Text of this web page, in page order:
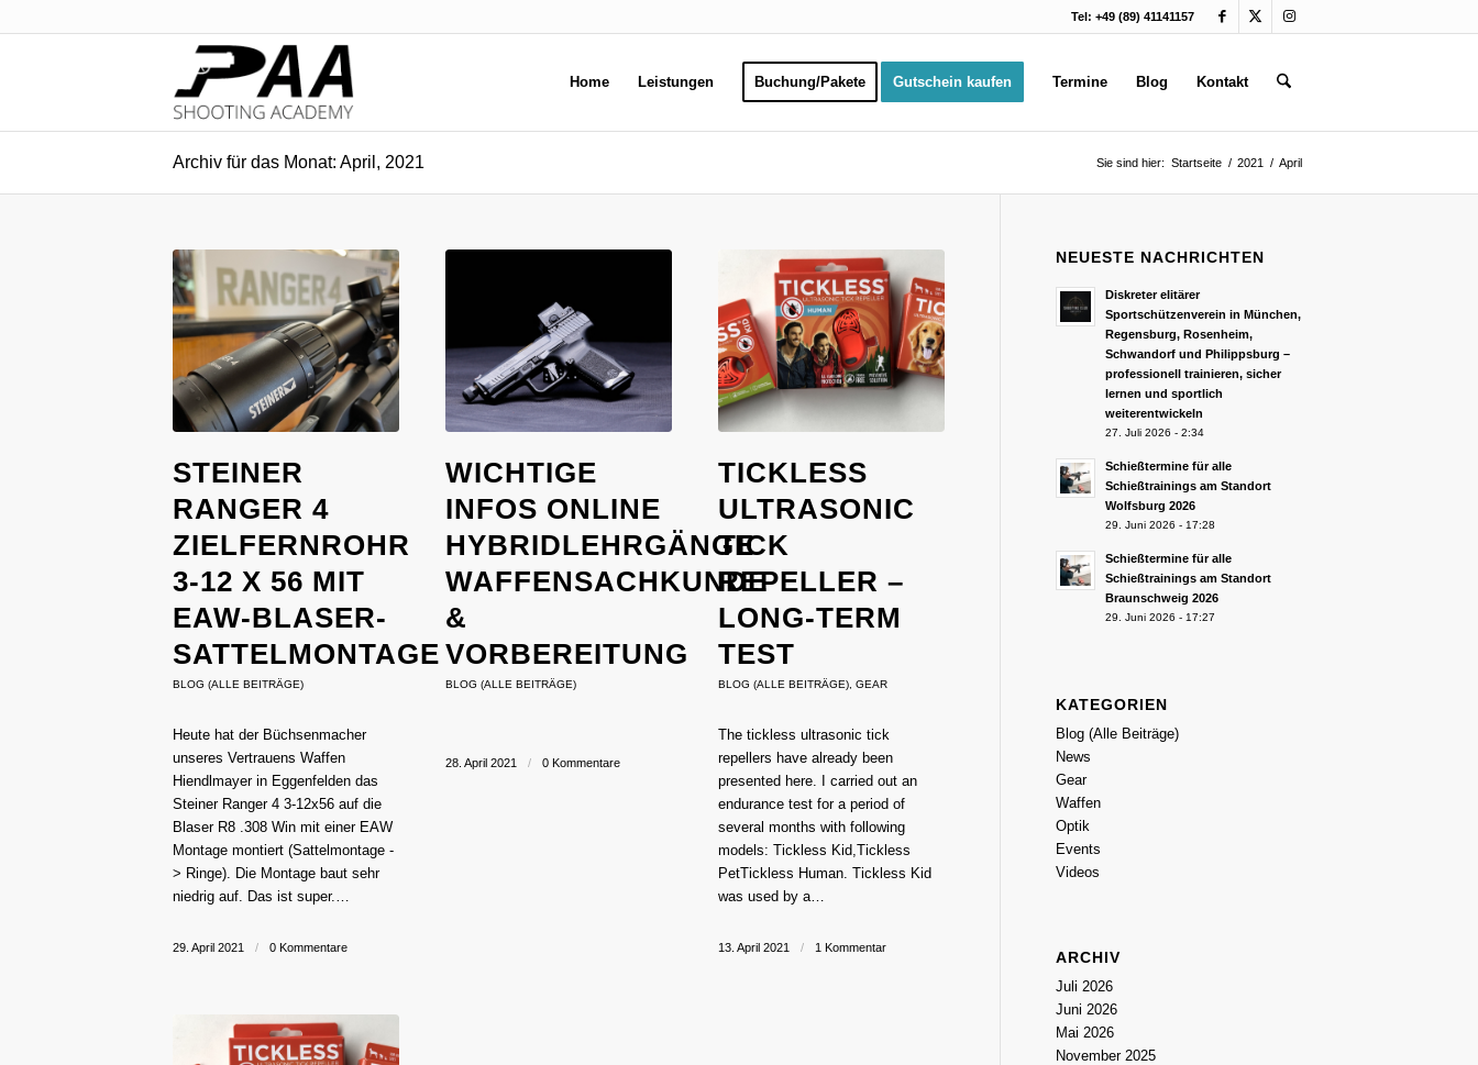
Tel: +49 (89) 41141157
Home Leistungen Buchung/Pakete Gutschein kaufen Termine Blog Kontakt
Archiv für das Monat: April, 2021 Sie sind hier: Startseite / 2021 / April
STEINER
RANGER 4
ZIELFERNROHR
3-12 X 56 MIT
EAW-BLASER-
SATTELMONTAGE
BLOG (ALLE BEITRÄGE)
Heute hat der Büchsenmacher
unseres Vertrauens Waffen
Hiendlmayer in Eggenfelden das
Steiner Ranger 4 3-12x56 auf die
Blaser R8 .308 Win mit einer EAW
Montage montiert (Sattelmontage -
> Ringe). Die Montage baut sehr
niedrig auf. Das ist super.…
29. April 2021 / 0 Kommentare
WICHTIGE
INFOS ONLINE
HYBRIDLEHRGÄNGE
WAFFENSACHKUNDE
&
VORBEREITUNG
BLOG (ALLE BEITRÄGE)
28. April 2021 / 0 Kommentare
TICKLESS
ULTRASONIC
TICK
REPELLER –
LONG-TERM
TEST
BLOG (ALLE BEITRÄGE), GEAR
The tickless ultrasonic tick
repellers have already been
presented here. I carried out an
endurance test for a period of
several months with following
models: Tickless Kid,Tickless
PetTickless Human. Tickless Kid
was used by a…
13. April 2021 / 1 Kommentar
NEUESTE NACHRICHTEN
Diskreter elitärer
Sportschützenverein in München,
Regensburg, Rosenheim,
Schwandorf und Philippsburg –
professionell trainieren, sicher
lernen und sportlich
weiterentwickeln
27. Juli 2026 - 2:34
Schießtermine für alle
Schießtrainings am Standort
Wolfsburg 2026
29. Juni 2026 - 17:28
Schießtermine für alle
Schießtrainings am Standort
Braunschweig 2026
29. Juni 2026 - 17:27
KATEGORIEN
Blog (Alle Beiträge)
News
Gear
Waffen
Optik
Events
Videos
ARCHIV
Juli 2026
Juni 2026
Mai 2026
November 2025